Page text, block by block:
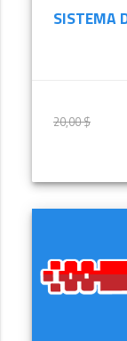
SISTEMA
20,00 $